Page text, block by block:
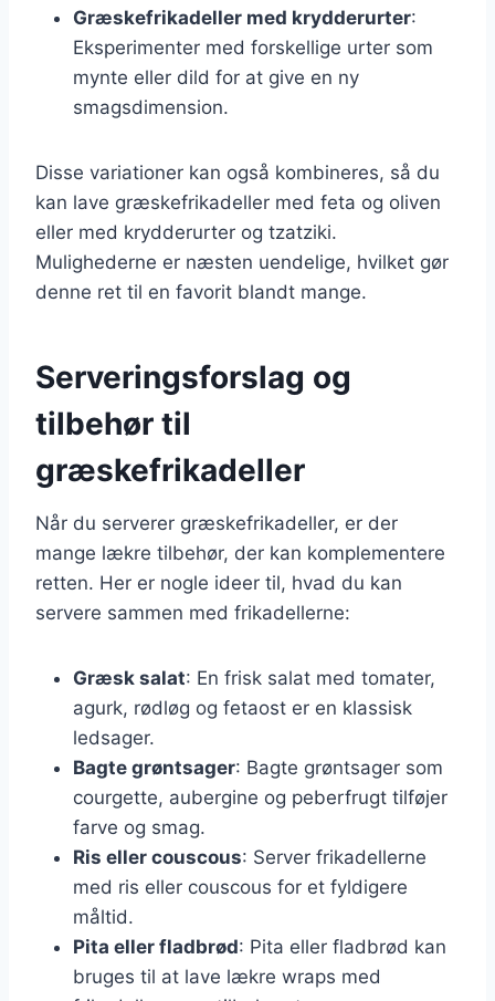
Græskefrikadeller med krydderurter:
Eksperimenter med forskellige urter som
mynte eller dild for at give en ny
smagsdimension.
Disse variationer kan også kombineres, så du
kan lave græskefrikadeller med feta og oliven
eller med krydderurter og tzatziki.
Mulighederne er næsten uendelige, hvilket gør
denne ret til en favorit blandt mange.
Serveringsforslag og
tilbehør til
græskefrikadeller
Når du serverer græskefrikadeller, er der
mange lækre tilbehør, der kan komplementere
retten. Her er nogle ideer til, hvad du kan
servere sammen med frikadellerne:
Græsk salat: En frisk salat med tomater,
agurk, rødløg og fetaost er en klassisk
ledsager.
Bagte grøntsager: Bagte grøntsager som
courgette, aubergine og peberfrugt tilføjer
farve og smag.
Ris eller couscous: Server frikadellerne
med ris eller couscous for et fyldigere
måltid.
Pita eller fladbrød: Pita eller fladbrød kan
bruges til at lave lækre wraps med